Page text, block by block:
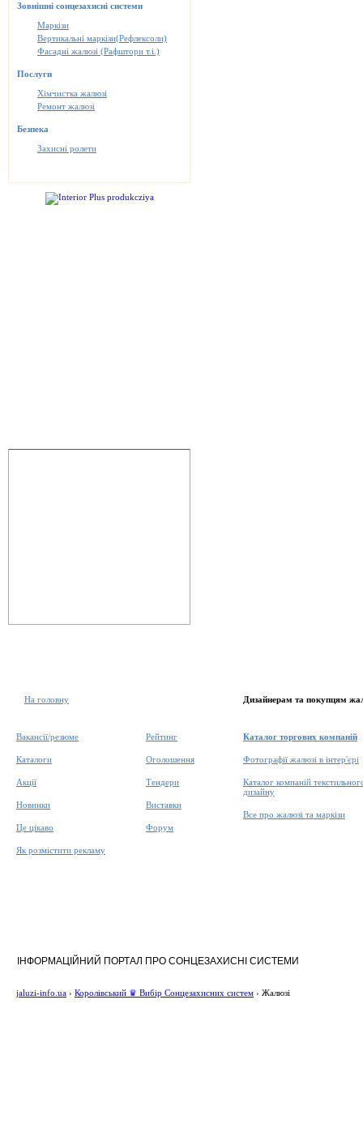
Зовнішні сонцезахисні системи
Маркізи
Вертикальні маркізи(Рефлексоли)
Фасадні жалюзі (Рафштори т.і.)
Послуги
Хімчистка жалюзі
Ремонт жалюзі
Безпека
Захисні ролети
На головну
Вакансії/резюме
Каталоги
Акції
Новинки
Це цікаво
Як розмістити рекламу
Рейтинг
Оголошення
Тендери
Виставки
Форум
Дизайнерам та покупцям
Каталог торгових компаній
Фотографії жалюзі в інтер'єрі
Каталог компаній
дизайну
Все про жалюзі та маркізи
ІНФОРМАЦІЙНИЙ ПОРТАЛ ПРО СОНЦЕЗАХИСНІ СИСТЕМИ
jaluzi-info.ua › Королівський ♛ Вибір Сонцезахисних систем › Жалюзі